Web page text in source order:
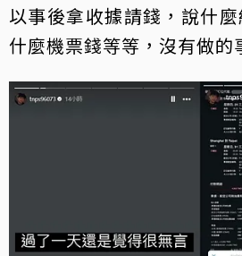
以事後拿收據請錢，說什
什麼機票錢等等，沒有做的